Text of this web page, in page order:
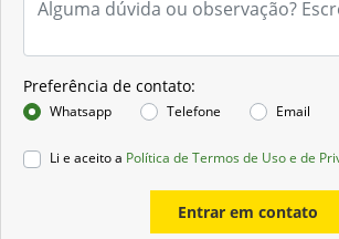
Preferência de contato:
Whatsapp Telefone Email
Li e aceito a Política de Termos de Uso e de
Entrar em contato